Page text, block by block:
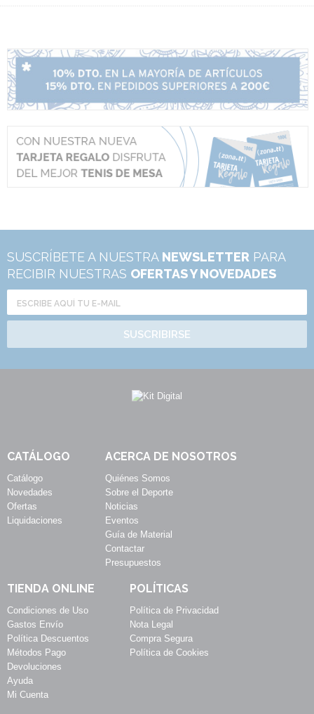
SUSCRÍBETE A NUESTRA NEWSLETTER PARA
RECIBIR NUESTRAS OFERTAS Y NOVEDADES
SUSCRIBIRSE
CATÁLOGO
Catálogo
Novedades
Ofertas
Liquidaciones
ACERCA DE NOSOTROS
Quiénes Somos
Sobre el Deporte
Noticias
Eventos
Guía de Material
Contactar
Presupuestos
TIENDA ONLINE
Condiciones de Uso
Gastos Envío
Política Descuentos
Métodos Pago
Devoluciones
Ayuda
Mi Cuenta
POLÍTICAS
Política de Privacidad
Nota Legal
Compra Segura
Política de Cookies